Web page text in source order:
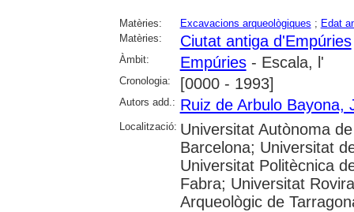
Matèries: Excavacions arqueològiques ; Edat
Matèries:
Ciutat antiga d'Empúries
Àmbit: Empúries- Escala, l'
Cronologia: [0000 - 1993]
Autors add.: Ruiz de Arbulo Bayona,
Localització: Universitat Autònoma
Barcelona; Universitat
Universitat Politècnica
Fabra; Universitat
Arqueològic de